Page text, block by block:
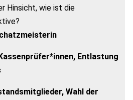
Hinsicht, wie ist die
Entlastung
Wahl der